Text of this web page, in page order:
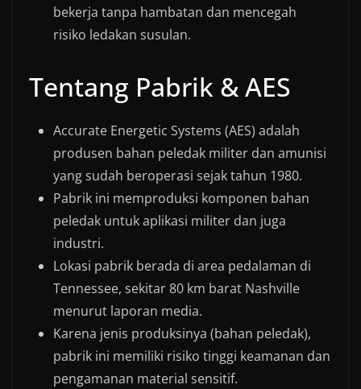
bekerja tanpa hambatan dan mencegah
risiko ledakan susulan.
Tentang Pabrik & AES
Accurate Energetic Systems (AES) adalah
produsen bahan peledak militer dan amunisi
yang sudah beroperasi sejak tahun 1980.
Pabrik ini memproduksi komponen bahan
peledak untuk aplikasi militer dan juga
industri.
Lokasi pabrik berada di area pedalaman di
Tennessee, sekitar 80 km barat Nashville
menurut laporan media.
Karena jenis produksinya (bahan peledak),
pabrik ini memiliki risiko tinggi keamanan dan
pengamanan material sensitif.